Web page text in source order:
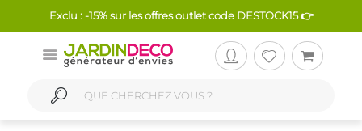
Exclu : -15% sur les offres outlet code DESTOCK15 👉